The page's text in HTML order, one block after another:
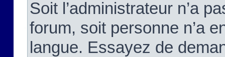
Soit l’administrateur n’a
forum, soit personne n’a
langue. Essayez de